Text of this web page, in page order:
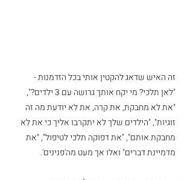
זה האיש שדאג להקטין אותי בכל הזדמנות -
"לאן תלכי? מי יקח אותך גרושה עם 3 ילדים?",
"את לא מחבקת, את קרה, את לא יודעת מה זה
זוגיות", "הילדים שלך לא יתקרבו אליך כי את לא
מחבקת אותם", "את דפוקה תלכי לטיפול", "את
מדמיינת דברים" ואלו אך מעט מה'פנינים'.